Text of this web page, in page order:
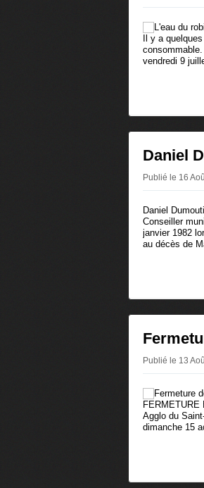
Il y a
vendredi 9
Daniel
Publié le 16
Daniel
Conseiller
janvier 1982
au décès de
Publié le 13
FERMETURE
Agglo du
dimanche 15